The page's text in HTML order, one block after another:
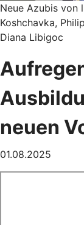
Neue Azubis von
Koshchavka,
Diana Libigoc
neuen
01.08.2025